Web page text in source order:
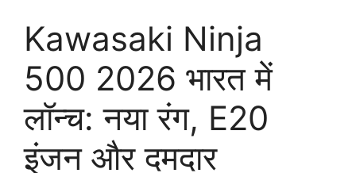
Kawasaki Ninja
500 2026 भारत में
लॉन्च: नया रंग, E20
इंजन और दमदार